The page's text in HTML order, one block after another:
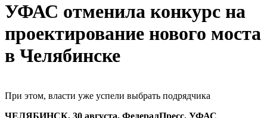
УФАС отменила конкурс на
проектирование нового моста
в Челябинске
При этом, власти уже успели выбрать подрядчика
ЧЕЛЯБИНСК, 30 августа, ФедералПресс. УФАС